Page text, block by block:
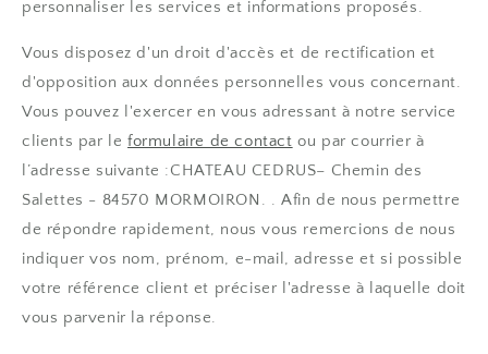
personnaliser les services et informations proposés.
Vous disposez d'un droit d'accès et de rectification et
d'opposition aux données personnelles vous concernant.
Vous pouvez l'exercer en vous adressant à notre service
clients par le formulaire de contact ou par courrier à
l’adresse suivante :CHATEAU CEDRUS– Chemin des
Salettes - 84570 MORMOIRON. . Afin de nous permettre
de répondre rapidement, nous vous remercions de nous
indiquer vos nom, prénom, e-mail, adresse et si possible
votre référence client et préciser l'adresse à laquelle doit
vous parvenir la réponse.